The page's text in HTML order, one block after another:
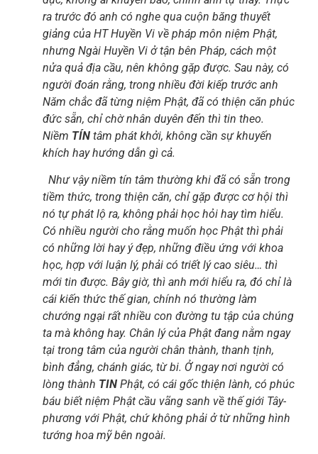
ra trước đó anh có nghe qua cuộn băng thuyết
giảng của HT Huyền Vi về pháp môn niệm Phật,
nhưng Ngài Huyền Vi ở tận bên Pháp, cách một
nửa quả địa cầu, nên không gặp được. Sau này, có
người đoán rằng, trong nhiều đời kiếp trước anh
Năm chắc đã từng niệm Phật, đã có thiện căn phúc
đức sẵn, chỉ chờ nhân duyên đến thì tin theo.
Niềm TÍN tâm phát khởi, không cần sự khuyến
khích hay hướng dẫn gì cả.
Như vậy niềm tín tâm thường khi đã có sẵn trong
tiềm thức, trong thiện căn, chỉ gặp được cơ hội thì
nó tự phát lộ ra, không phải học hỏi hay tìm hiểu.
Có nhiều người cho rằng muốn học Phật thì phải
có những lời hay ý đẹp, những điều ứng với khoa
học, hợp với luận lý, phải có triết lý cao siêu… thì
mới tin được. Bây giờ, thì anh mới hiểu ra, đó chỉ là
cái kiến thức thế gian, chính nó thường làm
chướng ngại rất nhiều con đường tu tập của chúng
ta mà không hay. Chân lý của Phật đang nằm ngay
tại trong tâm của người chân thành, thanh tịnh,
bình đẳng, chánh giác, từ bi. Ở ngay nơi người có
lòng thành TIN Phật, có cái gốc thiện lành, có phúc
báu biết niệm Phật cầu vãng sanh về thế giới Tây-
phương với Phật, chứ không phải ở từ những hình
tướng hoa mỹ bên ngoài.